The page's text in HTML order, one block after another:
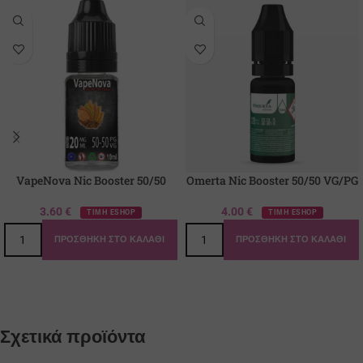
VapeNova Nic Booster 50/50
3.60 € ΤΙΜΗ ESHOP
ΠΡΟΣΘΉΚΗ ΣΤΟ ΚΑΛΆΘΙ
Omerta Nic Booster 50/50 VG/PG
4.00 € ΤΙΜΗ ESHOP
ΠΡΟΣΘΉΚΗ ΣΤΟ ΚΑΛΆΘΙ
Σχετικά προϊόντα
Γεύση: Lime, Ζάχαρη, Πάγος - Ιce,